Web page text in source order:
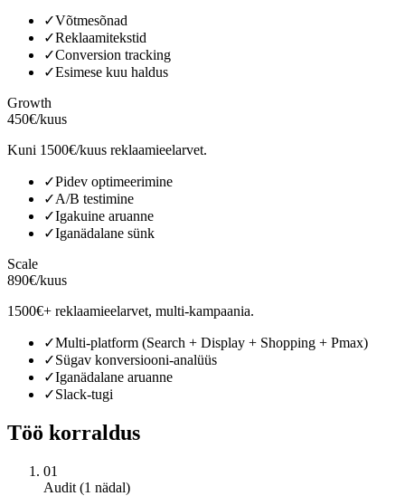
✓Võtmesõnad
✓Reklaamitekstid
✓Conversion tracking
✓Esimese kuu haldus
Growth
450€/kuus
Kuni 1500€/kuus reklaamieelarvet.
✓Pidev optimeerimine
✓A/B testimine
✓Igakuine aruanne
✓Iganädalane sünk
Scale
890€/kuus
1500€+ reklaamieelarvet, multi-kampaania.
✓Multi-platform (Search + Display + Shopping + Pmax)
✓Sügav konversiooni-analüüs
✓Iganädalane aruanne
✓Slack-tugi
Töö korraldus
01
Audit (1 nädal)